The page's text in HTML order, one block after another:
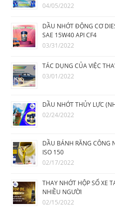
04/05/2022
DẦU NHỚT ĐỘNG CƠ
SAE 15W40 API CF4
03/31/2022
TÁC DỤNG CỦA VIỆC
03/01/2022
DẦU NHỚT THỦY LỰC
02/24/2022
DẦU BÁNH RĂNG CÔNG
ISO 150
02/17/2022
THAY NHỚT HỘP SỐ XE
NHIỀU NGƯỜI
02/15/2022